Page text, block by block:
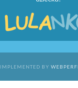
IMPLEMENTED BY